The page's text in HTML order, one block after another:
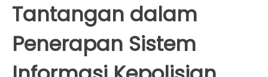
Tantangan dalam
Penerapan Sistem